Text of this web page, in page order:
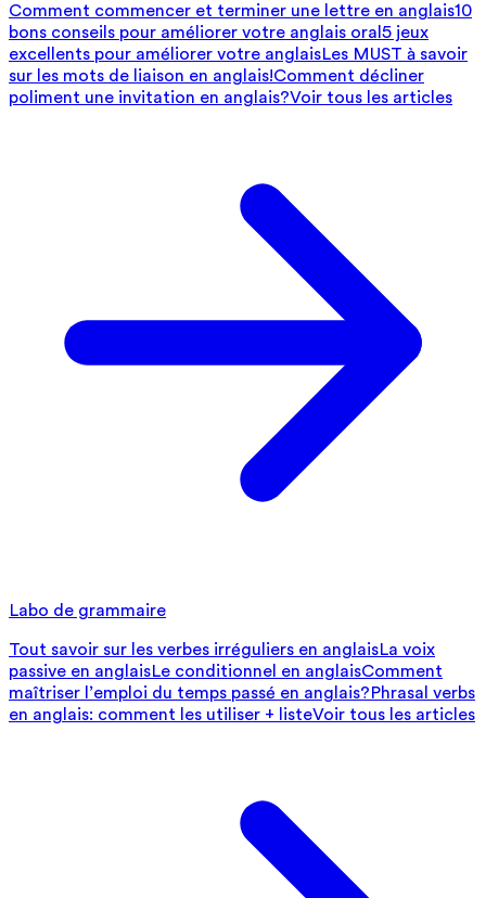
Comment commencer et terminer une lettre en anglais10
bons conseils pour améliorer votre anglais oral 5 jeux
excellents pour améliorer votre anglaisLes MUST à savoir
sur les mots de liaison en anglais!Comment décliner
poliment une invitation en anglais?Voir tous les articles
Labo de grammaire
Tout savoir sur les verbes irréguliers en anglaisLa voix
passive en anglaisLe conditionnel en anglaisComment
maîtriser l’emploi du temps passé en anglais?Phrasal verbs
en anglais: comment les utiliser + listeVoir tous les articles